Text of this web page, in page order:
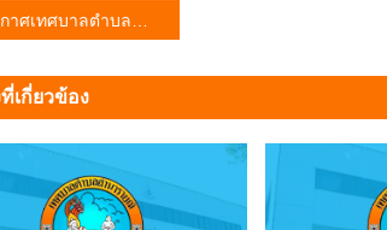
แนว
ตำบลลำนารายณ์ เรื่อง จัดตั้งกองสวัสดิการสังคม ระดับต้น
ที่เกี่ยวข้อง